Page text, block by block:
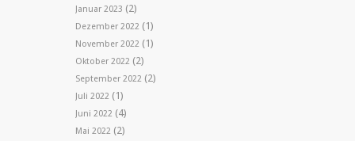
Januar 2023 (2)
Dezember 2022 (1)
November 2022 (1)
Oktober 2022 (2)
September 2022 (2)
Juli 2022 (1)
Juni 2022 (4)
Mai 2022 (2)